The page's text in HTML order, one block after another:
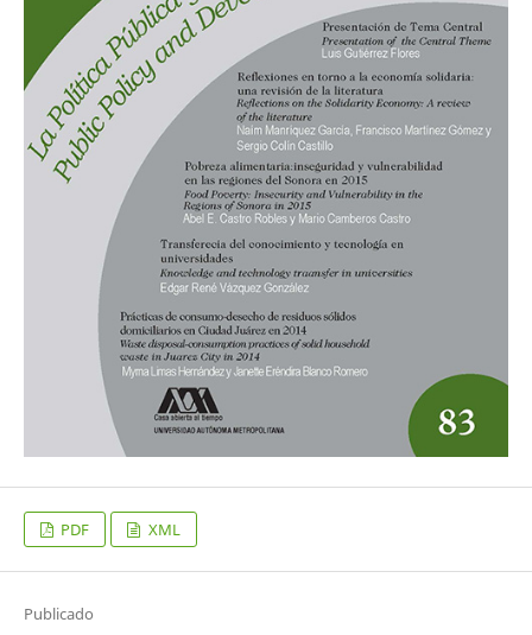
PDF XML
Publicado